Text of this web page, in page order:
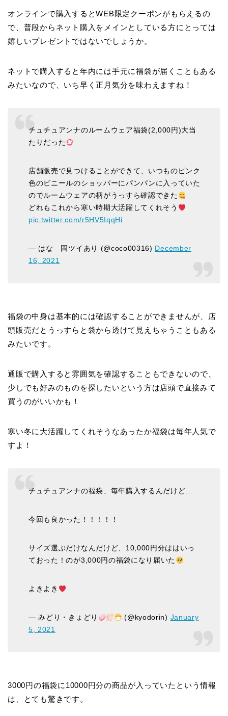
オンラインで購入するとWEB限定クーポンがもらえるの
で、普段からネット購入をメインとしている方にとっては
嬉しいプレゼントではないでしょうか。
ネットで購入すると年内には手元に福袋が届くこともある
みたいなので、いち早く正月気分を味わえますね！
チュチュアンナのルームウェア福袋(2,000円)大当
たりだった
店舗販売で見つけることができて、いつものピンク
色のビニールのショッパーにパンパンに入っていた
のでルームウェアの柄がうっすら確認できた
どれもこれから寒い時期大活躍してくれそう
pic.twitter.com/r5HV5IqqHi
— はな 固ツイあり (@coco00316) December
16, 2021
福袋の中身は基本的には確認することができませんが、店
頭販売だとうっすらと袋から透けて見えちゃうこともある
みたいです。
通販で購入すると雰囲気を確認することもできないので、
少しでも好みのものを探したいという方は店頭で直接みて
買うのがいいかも！
寒い冬に大活躍してくれそうなあったか福袋は毎年人気で
すよ！
チュチュアンナの福袋、毎年購入するんだけど…
今回も良かった！！！！！
サイズ選ぶだけなんだけど、10,000円分ははいっ
ておった！のが3,000円の福袋になり届いた
よきよき
— みどり・きょどり (@kyodorin) January
5, 2021
3000円の福袋に10000円分の商品が入っていたという情報
は、とても驚きです。